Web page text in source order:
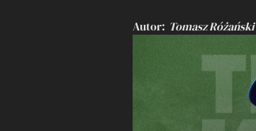
Autor Tomasz Różański